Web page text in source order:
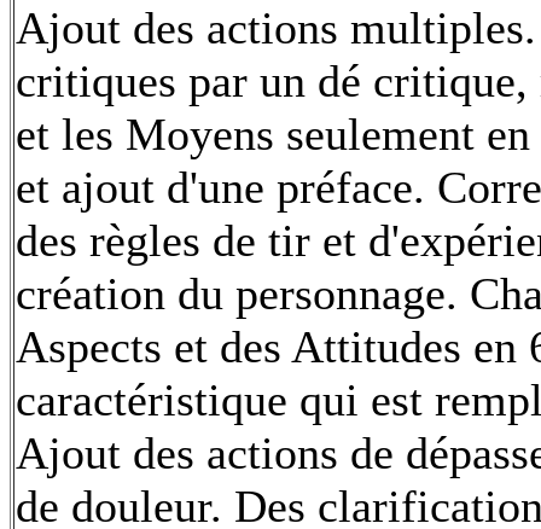
Ajout des actions
critiques par un dé critique,
et les Moyens seulement
et ajout d'une préface.
des règles de tir et
création du personnage.
Aspects et des Attitudes en
caractéristique qui est
Ajout des actions de
de douleur. Des